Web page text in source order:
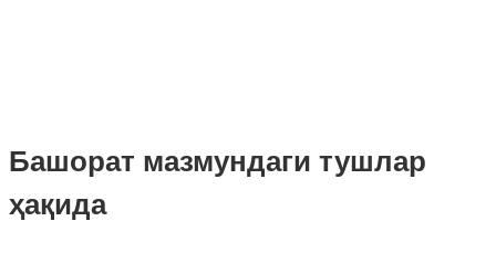
Башорат мазмундаги тушлар
ҳақида